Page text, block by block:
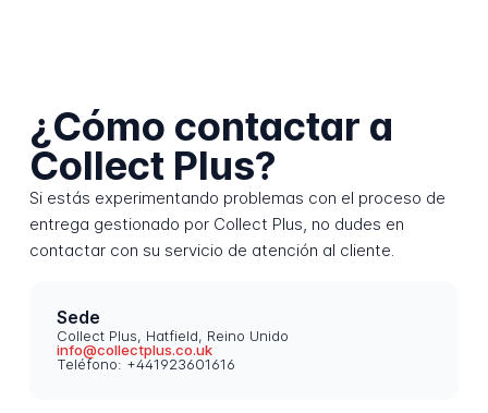
¿Cómo contactar a
Collect Plus?
Si estás experimentando problemas con el proceso de
entrega gestionado por Collect Plus, no dudes en
contactar con su servicio de atención al cliente.
Sede
Collect Plus, Hatfield, Reino Unido
info@collectplus.co.uk
Teléfono: +441923601616